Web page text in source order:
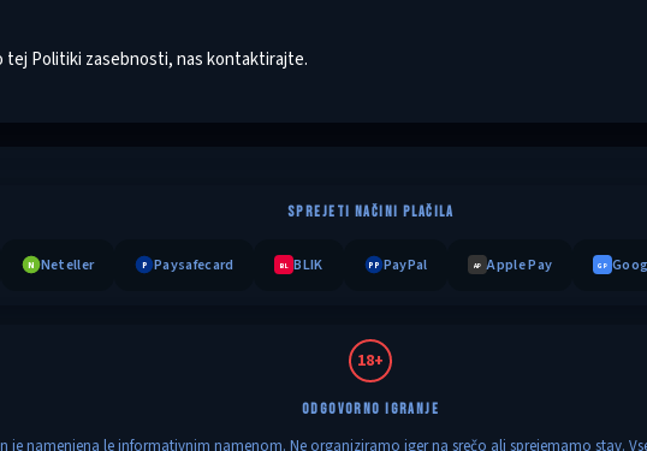
tej Politiki zasebnosti, nas kontaktirajte.
SPREJETI NAČINI PLAČILA
N Neteller P Paysafecard BL BLIK PP PayPal AP Apple Pay GP
18+
ODGOVORNO IGRANJE
je namenjena le informativnim namenom. Ne organiziramo iger na srečo ali sprejemamo stav.